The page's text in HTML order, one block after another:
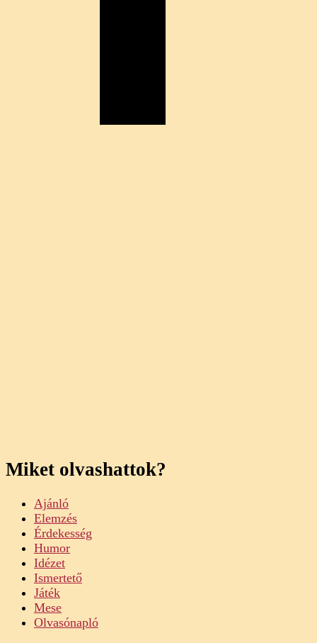
Miket olvashattok?
Ajánló
Elemzés
Érdekesség
Humor
Idézet
Ismertető
Játék
Mese
Olvasónapló